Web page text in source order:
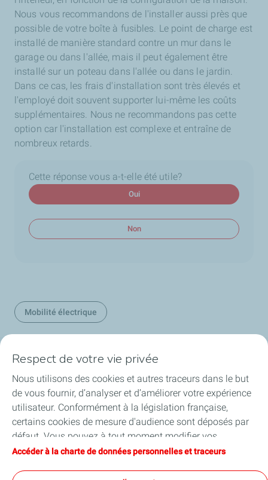
Nous vous recommandons de l'installer aussi près que
possible de votre boîte à fusibles. Le point de charge est
installé de manière standard contre un mur dans le
garage ou dans l'allée, mais il peut également être
installé sur un poteau dans l'allée ou dans le jardin.
Dans ce cas, les frais d'installation sont très élevés et
l'employé doit souvent supporter lui-même les coûts
supplémentaires. Nous ne recommandons pas cette
option car l'installation est complexe et entraîne de
nombreux retards.
Cette réponse vous a-t-elle été utile?
Oui
Non
Mobilité électrique
Nos secteurs en Belgique
Nos produits en Belgique
Liens utiles
Nos sites en Belgique
Respect de votre vie privée
Nous utilisons des cookies et autres traceurs dans le but
de vous fournir, d’analyser et d’améliorer votre expérience
utilisateur. Conformément à la législation française,
certains cookies de mesure d'audience sont déposés par
défaut. Vous pouvez à tout moment modifier vos
paramètres de cookies en cliquant sur le bouton « Gérer
Accéder à la charte de données personnelles et traceurs